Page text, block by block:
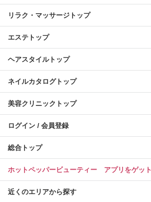
リラク・マッサージトップ
エステトップ
ヘアスタイルトップ
ネイルカタログトップ
美容クリニックトップ
ログイン / 会員登録
総合トップ
ホットペッパービューティー アプリをゲット
近くのエリアから探す